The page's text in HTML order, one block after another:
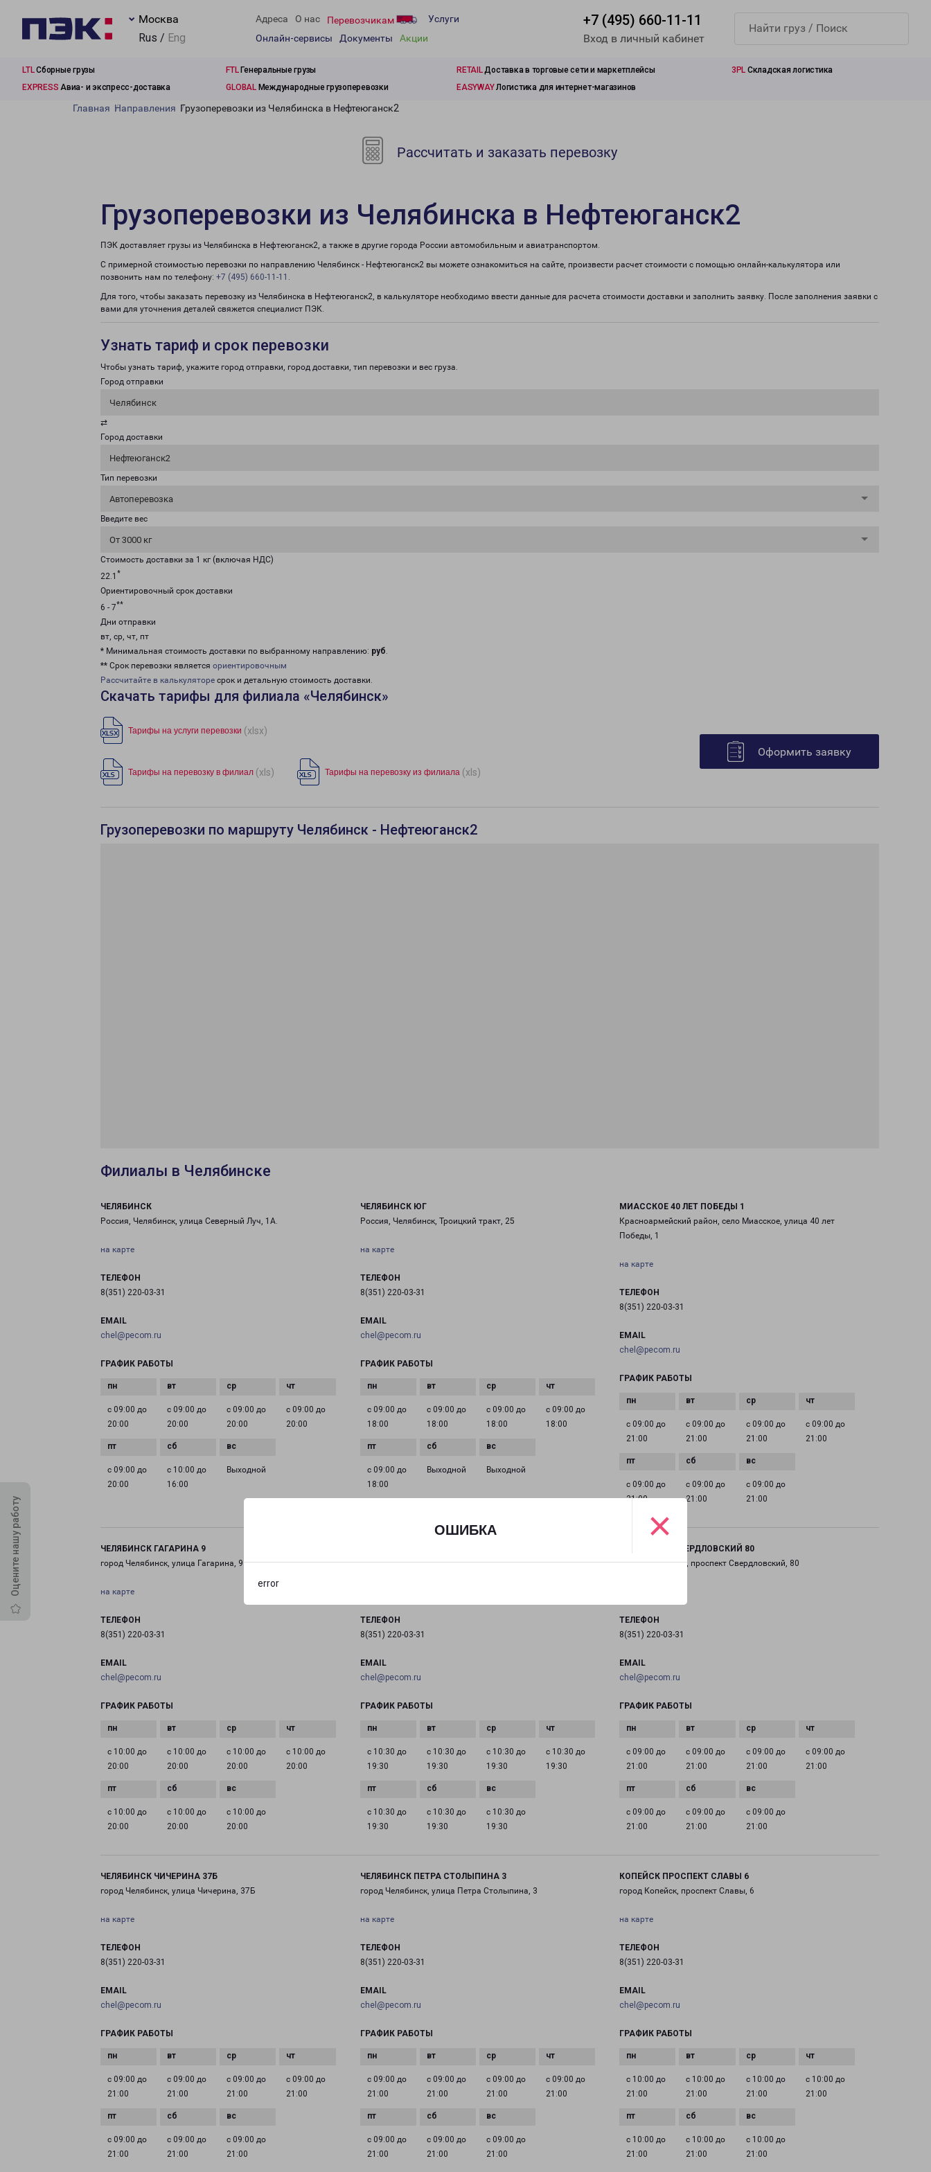
ОШИБКА
error
×
Москва
Rus / Eng
Адреса О нас Перевозчикам
Услуги
Онлайн-сервисы
Документы Акции
+7 (495) 660-11-11
Вход в личный кабинет
LTLСборные грузы FTLГенеральные грузы RETAILДоставка в торговые сети и маркетплейсы 3PL Складская логистика
EXPRESS Авиа- и экспресс-доставка GLOBALМеждународные грузоперевозки EASYWAYЛогистика для интернет-магазинов
Оцените нашу работу
Главная Направления Грузоперевозки из Челябинска в Нефтеюганск2
Рассчитать и заказать перевозку
Грузоперевозки из Челябинска в Нефтеюганск2
ПЭК доставляет грузы из Челябинска в Нефтеюганск2, а также в другие города России автомобильным и авиатранспортом.
С примерной стоимостью перевозки по направлению Челябинск - Нефтеюганск2 вы можете ознакомиться на сайте, произвести расчет стоимости с помощью онлайн-калькулятора или
позвонить нам по телефону: +7 (495) 660-11-11 .
Для того, чтобы заказать перевозку из Челябинска в Нефтеюганск2, в калькуляторе необходимо ввести данные для расчета стоимости доставки и заполнить заявку. После заполнения заявки с
вами для уточнения деталей свяжется специалист ПЭК.
Узнать тариф и срок перевозки
Чтобы узнать тариф, укажите город отправки, город доставки, тип перевозки и вес груза.
Город отправки
Челябинск
⇄
Город доставки
Нефтеюганск2
Тип перевозки
Автоперевозка
Введите вес
От 3000 кг
Стоимость доставки за 1 кг (включая НДС)
22.1 *
Ориентировочный срок доставки
6 - 7**
Дни отправки
вт, ср, чт, пт
* Минимальная стоимость доставки по выбранному направлению: руб.
** Срок перевозки является ориентировочным
Рассчитайте в калькуляторе срок и детальную стоимость доставки.
Скачать тарифы для филиала «Челябинск»
Тарифы на услуги перевозки (xlsx)
Тарифы на перевозку в филиал (xls) Тарифы на перевозку из филиала (xls)
Оформить заявку
Грузоперевозки по маршруту Челябинск - Нефтеюганск2
Филиалы в Челябинске
ЧЕЛЯБИНСК
Россия, Челябинск, улица Северный Луч, 1А.
на карте
ТЕЛЕФОН
8(351) 220-03-31
EMAIL
chel@pecom.ru
ГРАФИК РАБОТЫ
с 09:00 до
20:00
с 09:00 до
20:00
с 09:00 до
20:00
с 09:00 до
20:00
с 09:00 до
20:00
с 10:00 до
16:00
Выходной
ЧЕЛЯБИНСК ЮГ
Россия, Челябинск, Троицкий тракт, 25
на карте
ТЕЛЕФОН
8(351) 220-03-31
EMAIL
chel@pecom.ru
ГРАФИК РАБОТЫ
с 09:00 до
18:00
с 09:00 до
18:00
с 09:00 до
18:00
с 09:00 до
18:00
с 09:00 до
18:00
Выходной Выходной
МИАССКОЕ 40 ЛЕТ ПОБЕДЫ 1
Красноармейский район, село Миасское, улица 40 лет
Победы, 1
на карте
ТЕЛЕФОН
8(351) 220-03-31
EMAIL
chel@pecom.ru
ГРАФИК РАБОТЫ
с 09:00 до
21:00
с 09:00 до
21:00
с 09:00 до
21:00
с 09:00 до
21:00
с 09:00 до
21:00
с 09:00 до
21:00
с 09:00 до
21:00
ЧЕЛЯБИНСК ГАГАРИНА 9
город Челябинск, улица Гагарина, 9
на карте
ТЕЛЕФОН
8(351) 220-03-31
EMAIL
chel@pecom.ru
ГРАФИК РАБОТЫ
с 10:00 до
20:00
с 10:00 до
20:00
с 10:00 до
20:00
с 10:00 до
20:00
с 10:00 до
20:00
с 10:00 до
20:00
с 10:00 до
20:00
город Челябинск, проспект Победы, 325
ТЕЛЕФОН
8(351) 220-03-31
EMAIL
chel@pecom.ru
ГРАФИК РАБОТЫ
с 10:30 до
19:30
с 10:30 до
19:30
с 10:30 до
19:30
с 10:30 до
19:30
с 10:30 до
19:30
с 10:30 до
19:30
с 10:30 до
19:30
ЧЕЛЯБИНСК СВЕРДЛОВСКИЙ 80
город Челябинск, проспект Свердловский, 80
ТЕЛЕФОН
8(351) 220-03-31
EMAIL
chel@pecom.ru
ГРАФИК РАБОТЫ
с 09:00 до
21:00
с 09:00 до
21:00
с 09:00 до
21:00
с 09:00 до
21:00
с 09:00 до
21:00
с 09:00 до
21:00
с 09:00 до
21:00
ЧЕЛЯБИНСК ЧИЧЕРИНА 37Б
город Челябинск, улица Чичерина, 37Б
на карте
ТЕЛЕФОН
8(351) 220-03-31
EMAIL
chel@pecom.ru
ГРАФИК РАБОТЫ
с 09:00 до
21:00
с 09:00 до
21:00
с 09:00 до
21:00
с 09:00 до
21:00
с 09:00 до
21:00
с 09:00 до
21:00
с 09:00 до
21:00
ЧЕЛЯБИНСК ПЕТРА СТОЛЫПИНА 3
город Челябинск, улица Петра Столыпина, 3
на карте
ТЕЛЕФОН
8(351) 220-03-31
EMAIL
chel@pecom.ru
ГРАФИК РАБОТЫ
с 09:00 до
21:00
с 09:00 до
21:00
с 09:00 до
21:00
с 09:00 до
21:00
с 09:00 до
21:00
с 09:00 до
21:00
с 09:00 до
21:00
КОПЕЙСК ПРОСПЕКТ СЛАВЫ 6
город Копейск, проспект Славы, 6
на карте
ТЕЛЕФОН
8(351) 220-03-31
EMAIL
chel@pecom.ru
ГРАФИК РАБОТЫ
с 10:00 до
21:00
с 10:00 до
21:00
с 10:00 до
21:00
с 10:00 до
21:00
с 10:00 до
21:00
с 10:00 до
21:00
с 10:00 до
21:00